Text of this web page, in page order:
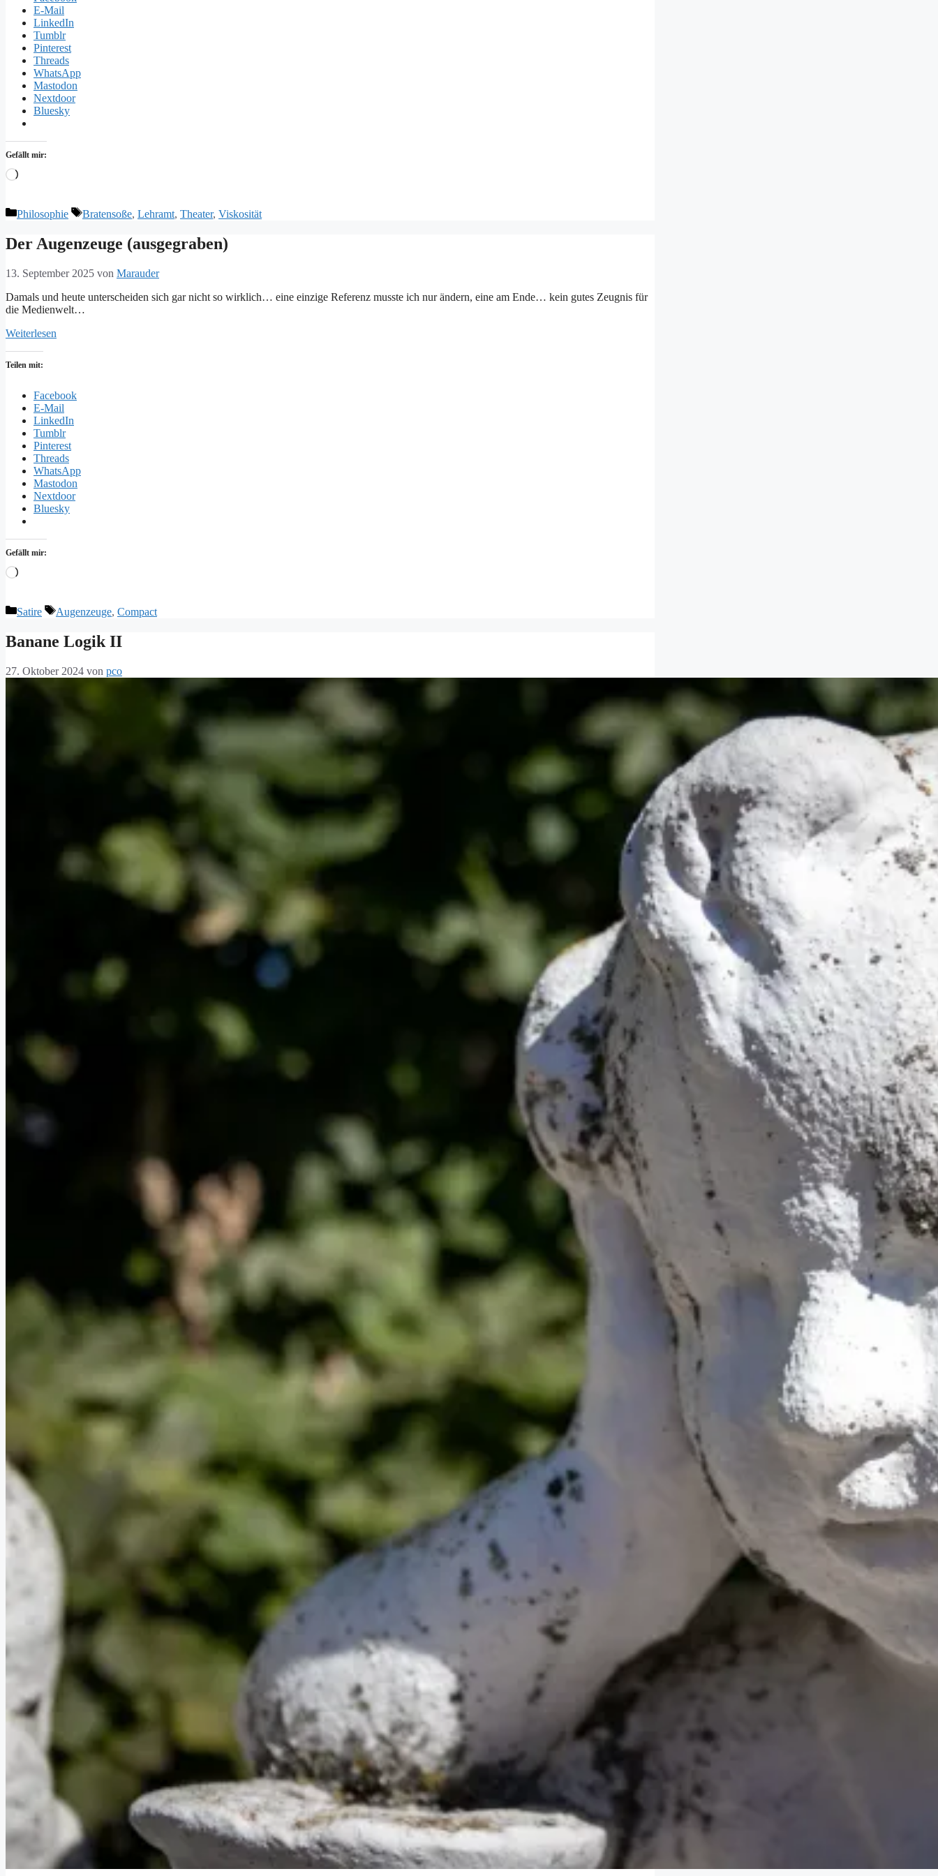
E-Mail
LinkedIn
Tumblr
Pinterest
Threads
WhatsApp
Mastodon
Nextdoor
Bluesky
Gefällt mir:
Wird
Kategorien
Philosophie Schlagwörter
Bratensoße, Lehramt, Theater, Viskosität
Der Augenzeuge (ausgegraben)
13. September 2025 von Marauder
Damals und heute unterscheiden sich gar nicht so wirklich… eine einzige Referenz musste ich nur ändern, eine am Ende… kein gutes Zeugnis für
die Medienwelt…
Weiterlesen
Teilen mit:
Facebook
E-Mail
LinkedIn
Tumblr
Pinterest
Threads
WhatsApp
Mastodon
Nextdoor
Bluesky
Gefällt mir:
Wird
Kategorien
Satire Schlagwörter
Augenzeuge, Compact
Banane Logik II
27. Oktober 2024 von pco